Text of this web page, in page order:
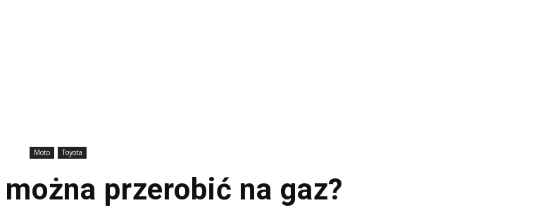
Moto Toyota
przerobić na gaz?